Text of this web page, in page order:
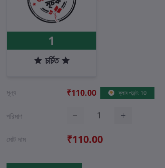
1
চর্চিত
মূল্য ₹110.00 ক্লাব পয়েন্ট: 10
পরিমাণ
মোট দাম ₹110.00